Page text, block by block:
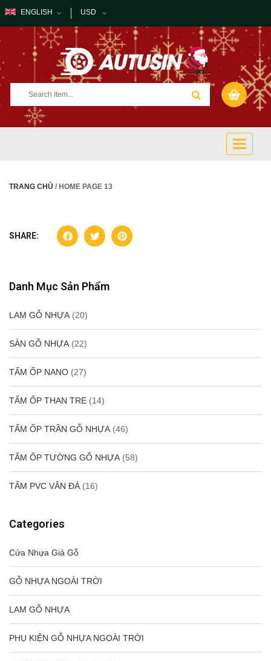
ENGLISH USD
Toggle
TRANG CHỦ / HOME PAGE 13
SHARE:
Danh Mục Sản Phẩm
LAM GỖ NHỰA (20)
SÀN GỖ NHỰA (22)
TẤM ỐP NANO (27)
TẤM ỐP THAN TRE (14)
TẤM ỐP TRẦN GỖ NHỰA (46)
TẤM ỐP TƯỜNG GỖ NHỰA (58)
TẤM PVC VÂN ĐÁ (16)
Categories
Cửa Nhựa Giả Gỗ
GỖ NHỰA NGOÀI TRỜI
LAM GỖ NHỰA
PHỤ KIỆN GỖ NHỰA NGOÀI TRỜI